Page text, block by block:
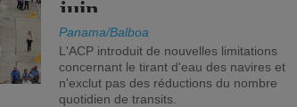
juin.
Panama/Balboa
L'ACP introduit de nouvelles limitations
concernant le tirant d'eau des navires et
n'exclut pas des réductions du nombre
quotidien de transits.